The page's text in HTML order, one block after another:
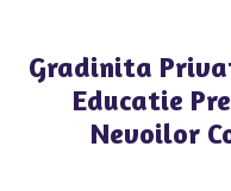
Gradinita
Educatie
Nevoilor